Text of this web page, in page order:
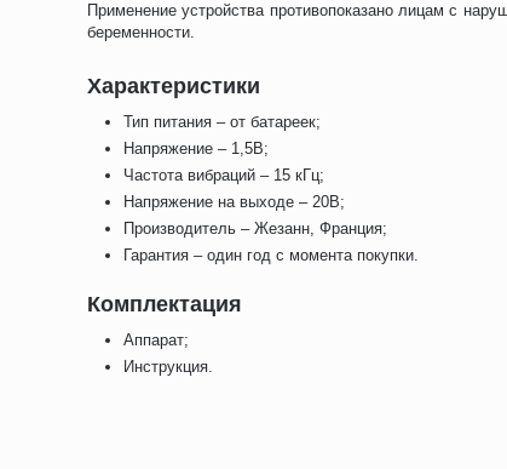
Применение устройства противопоказано лицам с
беременности.
Характеристики
Тип питания – от батареек;
Напряжение – 1,5В;
Частота вибраций – 15 кГц;
Напряжение на выходе – 20В;
Производитель – Жезанн, Франция;
Гарантия – один год с момента покупки.
Комплектация
Аппарат;
Инструкция.